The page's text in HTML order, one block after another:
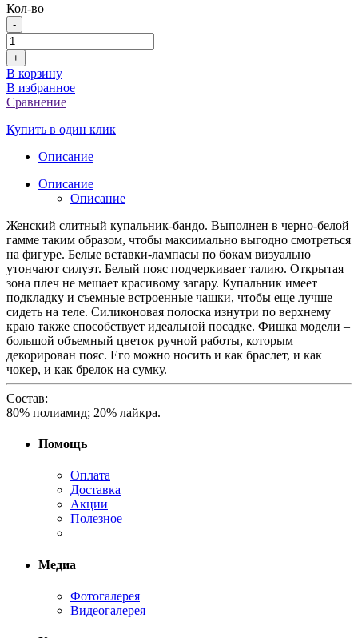
Кол-во
-
+
В корзину
В избранное
Сравнение
Купить в один клик
Описание
Описание
Описание
Женский слитный купальник-бандо. Выполнен в черно-белой
гамме таким образом, чтобы максимально выгодно смотреться
на фигуре. Белые вставки-лампасы по бокам визуально
утончают силуэт. Белый пояс подчеркивает талию. Открытая
зона плеч не мешает красивому загару. Купальник имеет
подкладку и съемные встроенные чашки, чтобы еще лучше
сидеть на теле. Силиконовая полоска изнутри по верхнему
краю также способствует идеальной посадке. Фишка модели –
большой объемный цветок ручной работы, которым
декорирован пояс. Его можно носить и как браслет, и как
чокер, и как брелок на сумку.
Состав:
80% полиамид; 20% лайкра.
Помощь
Оплата
Доставка
Акции
Полезное
Медиа
Фотогалерея
Видеогалерея